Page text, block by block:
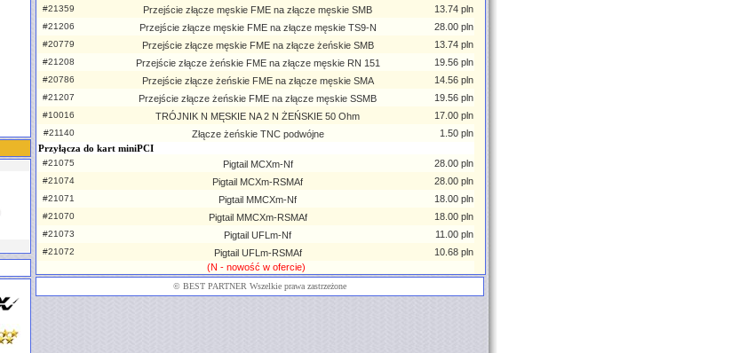
#21359 Przejście złącze męskie FME na złącze męskie SMB 13.74 pln
#21206 Przejście złącze męskie FME na złącze męskie TS9-N 28.00 pln
#20779 Przejście złącze męskie FME na złącze żeńskie SMB 13.74 pln
#21208 Przejście złącze żeńskie FME na złącze męskie RN 151 19.56 pln
#20786 Przejście złącze żeńskie FME na złącze męskie SMA 14.56 pln
#21207 Przejście złącze żeńskie FME na złącze męskie SSMB 19.56 pln
#10016 TRÓJNIK N MĘSKIE NA 2 N ŻEŃSKIE 50 Ohm 17.00 pln
#21140 Złącze żeńskie TNC podwójne
1.50 pln
Przyłącza do kart miniPCI
#21075 Pigtail MCXm-Nf 28.00 pln
#21074 Pigtail MCXm-RSMAf 28.00 pln
#21071 Pigtail MMCXm-Nf 18.00 pln
#21070 Pigtail MMCXm-RSMAf 18.00 pln
#21073 Pigtail UFLm-Nf 11.00 pln
#21072 Pigtail UFLm-RSMAf
10.68 pln
(N - nowość w ofercie)
© BEST PARTNER Wszelkie prawa zastrzeżone